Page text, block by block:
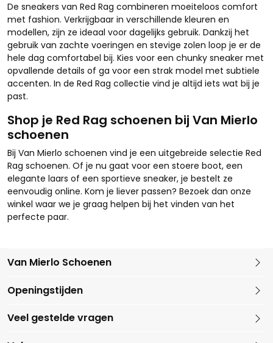
De sneakers van Red Rag combineren moeiteloos comfort
met fashion. Verkrijgbaar in verschillende kleuren en
modellen, zijn ze ideaal voor dagelijks gebruik. Dankzij het
gebruik van zachte voeringen en stevige zolen loop je er de
hele dag comfortabel bij. Kies voor een chunky sneaker met
opvallende details of ga voor een strak model met subtiele
accenten. In de Red Rag collectie vind je altijd iets wat bij je
past.
Shop je Red Rag schoenen bij Van Mierlo
schoenen
Bij Van Mierlo schoenen vind je een uitgebreide selectie Red
Rag schoenen. Of je nu gaat voor een stoere boot, een
elegante laars of een sportieve sneaker, je bestelt ze
eenvoudig online. Kom je liever passen? Bezoek dan onze
winkel waar we je graag helpen bij het vinden van het
perfecte paar.
Van Mierlo Schoenen
Openingstijden
Veel gestelde vragen